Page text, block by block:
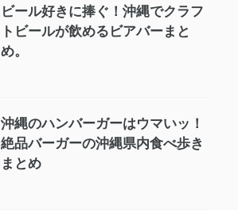
ビール好きに捧ぐ！沖縄でクラフ
トビールが飲めるビアバーまと
め。
沖縄のハンバーガーはウマいッ！
絶品バーガーの沖縄県内食べ歩き
まとめ